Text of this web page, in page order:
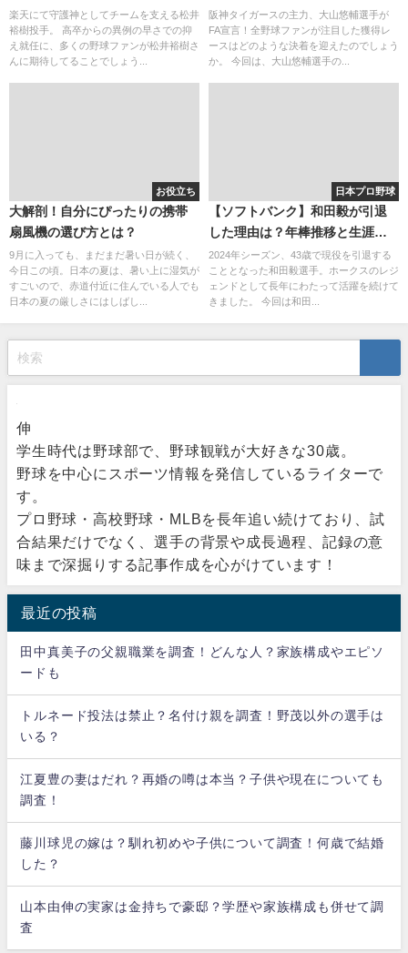
２は関係なし？彼女の存在とア
ナとの噂
楽天にて守護神としてチームを支える松井
裕樹投手。 高卒からの異例の早さでの抑
え就任に、多くの野球ファンが松井裕樹さ
んに期待してることでしょう...
説！
阪神タイガースの主力、大山悠輔選手が
FA宣言！全野球ファンが注目した獲得レ
ースはどのような決着を迎えたのでしょう
か。 今回は、大山悠輔選手の...
お役立ち
大解剖！自分にぴったりの携帯
扇風機の選び方とは？
9月に入っても、まだまだ暑い日が続く、
今日この頃。日本の夏は、暑い上に湿気が
すごいので、赤道付近に住んでいる人でも
日本の夏の厳しさにはしばし...
日本プロ野球
【ソフトバンク】和田毅が引退
した理由は？年棒推移と生涯年
棒を調査！
2024年シーズン、43歳で現役を引退する
こととなった和田毅選手。ホークスのレジ
ェンドとして長年にわたって活躍を続けて
きました。 今回は和田...
伸
学生時代は野球部で、野球観戦が大好きな30歳。
野球を中心にスポーツ情報を発信しているライターで
す。
プロ野球・高校野球・MLBを長年追い続けており、試
合結果だけでなく、選手の背景や成長過程、記録の意
味まで深掘りする記事作成を心がけています！
最近の投稿
田中真美子の父親職業を調査！どんな人？家族構成やエピソ
ードも
トルネード投法は禁止？名付け親を調査！野茂以外の選手は
いる？
江夏豊の妻はだれ？再婚の噂は本当？子供や現在についても
調査！
藤川球児の嫁は？馴れ初めや子供について調査！何歳で結婚
した？
山本由伸の実家は金持ちで豪邸？学歴や家族構成も併せて調
査